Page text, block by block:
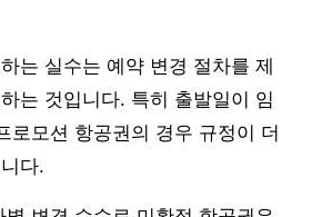
는 실수는 예약 변경 절차를 제
는 것입니다. 특히 출발일이 임
로모션 항공권의 경우 규정이 더
다.